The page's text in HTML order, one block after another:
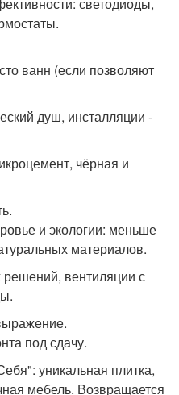
ванн (если позволяют
душ, инсталляции -
чёрная и
и экологии: меньше
материалов.
вентиляции с
под сдачу.
уникальная плитка,
мебель. Возвращается